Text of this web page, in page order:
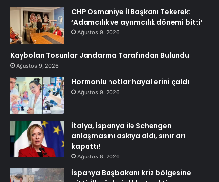
CHP Osmaniye İl Başkanı Tekerek:
‘Adamcılık ve ayrımcılık dönemi bitti’
Ağustos 9, 2026
Kaybolan Tosunlar Jandarma Tarafından Bulundu
Ağustos 9, 2026
Hormonlu notlar hayallerini çaldı
Ağustos 9, 2026
İtalya, İspanya ile Schengen
anlaşmasını askıya aldı, sınırları
kapattı!
Ağustos 8, 2026
İspanya Başbakanı kriz bölgesine